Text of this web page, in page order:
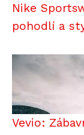
Nike
pohodlí a
Vevio: